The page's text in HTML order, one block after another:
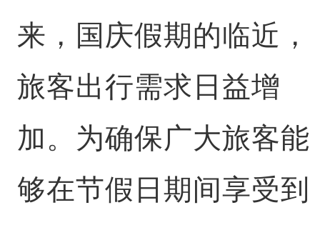
来，国庆假期的临近，
旅客出行需求日益增
加。为确保广大旅客能
够在节假日期间享受到